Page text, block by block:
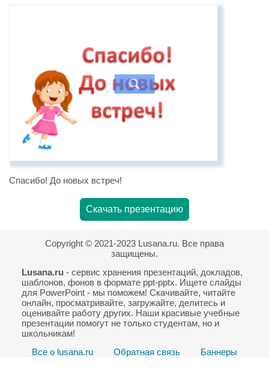
Спасибо! До новых встреч!
Скачать презентацию
Copyright © 2021-2023 Lusana.ru. Все права
защищены.
Lusana.ru - сервис хранения презентаций, докладов,
шаблонов, фонов в формате ppt-pptx. Ищете слайды
для PowerPoint - мы поможем! Скачивайте, читайте
онлайн, просматривайте, загружайте, делитесь и
оценивайте работу других. Наши красивые учебные
презентации помогут не только студентам, но и
школьникам!
Все о lusana.ru
Обратная связь Баннеры